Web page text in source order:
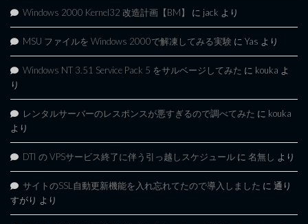
Windows 2000 Kernel32 改造計画【BM】 に jack より
MSU ファイルを Windows 2000で解凍してみる実験 に Yas より
Windows NT 3.51 Service Pack 5 をサルベージしてみた に kouka よ
り
レンタルサーバーのレスポンスが悪すぎるので調べてみた に kouka
より
DTI の VPSサービス終了に伴う引っ越しスケジュール に 名無し より
サイトのSSL自動更新機能を入れ忘れてたので導入しました に 通り
すがり より